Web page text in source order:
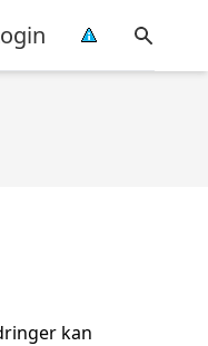
kan